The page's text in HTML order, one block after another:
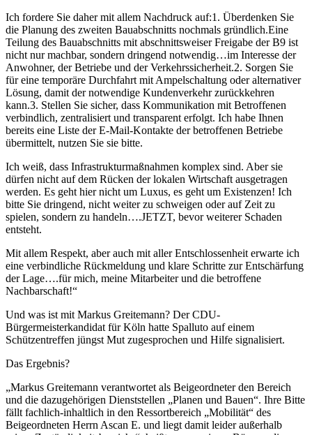
Ich fordere Sie daher mit allem Nachdruck auf:1. Überdenken Sie
die Planung des zweiten Bauabschnitts nochmals gründlich.Eine
Teilung des Bauabschnitts mit abschnittsweiser Freigabe der B9 ist
nicht nur machbar, sondern dringend notwendig…im Interesse der
Anwohner, der Betriebe und der Verkehrssicherheit.2. Sorgen Sie
für eine temporäre Durchfahrt mit Ampelschaltung oder alternativer
Lösung, damit der notwendige Kundenverkehr zurückkehren
kann.3. Stellen Sie sicher, dass Kommunikation mit Betroffenen
verbindlich, zentralisiert und transparent erfolgt. Ich habe Ihnen
bereits eine Liste der E-Mail-Kontakte der betroffenen Betriebe
übermittelt, nutzen Sie sie bitte.
Ich weiß, dass Infrastrukturmaßnahmen komplex sind. Aber sie
dürfen nicht auf dem Rücken der lokalen Wirtschaft ausgetragen
werden. Es geht hier nicht um Luxus, es geht um Existenzen! Ich
bitte Sie dringend, nicht weiter zu schweigen oder auf Zeit zu
spielen, sondern zu handeln….JETZT, bevor weiterer Schaden
entsteht.
Mit allem Respekt, aber auch mit aller Entschlossenheit erwarte ich
eine verbindliche Rückmeldung und klare Schritte zur Entschärfung
der Lage….für mich, meine Mitarbeiter und die betroffene
Nachbarschaft!“
Und was ist mit Markus Greitemann? Der CDU-
Bürgermeisterkandidat für Köln hatte Spalluto auf einem
Schützentreffen jüngst Mut zugesprochen und Hilfe signalisiert.
Das Ergebnis?
„Markus Greitemann verantwortet als Beigeordneter den Bereich
und die dazugehörigen Dienststellen „Planen und Bauen“. Ihre Bitte
fällt fachlich-inhaltlich in den Ressortbereich „Mobilität“ des
Beigeordneten Herrn Ascan E. und liegt damit leider außerhalb